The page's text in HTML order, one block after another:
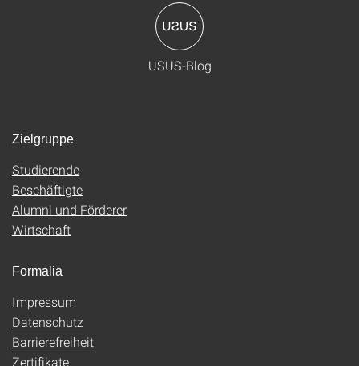
USUS-Blog
Zielgruppe
Studierende
Beschäftigte
Alumni und Förderer
Wirtschaft
Formalia
Impressum
Datenschutz
Barrierefreiheit
Zertifikate